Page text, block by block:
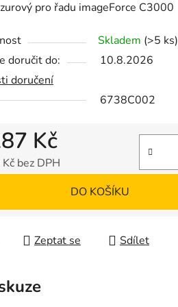
pro řadu imageForce C3000
Skladem (>5 ks)
doručit do:
10.8.2026
doručení
6738C002
Kč
bez DPH
DO KOŠÍKU
Zeptat se Sdílet